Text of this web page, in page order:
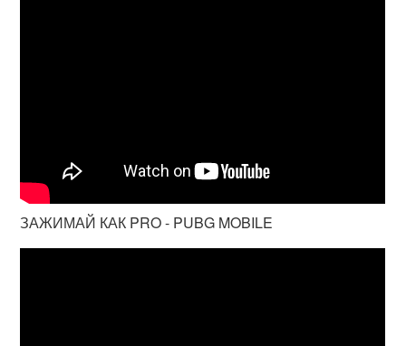
ЗАЖИМАЙ КАК PRO - PUBG MOBILE